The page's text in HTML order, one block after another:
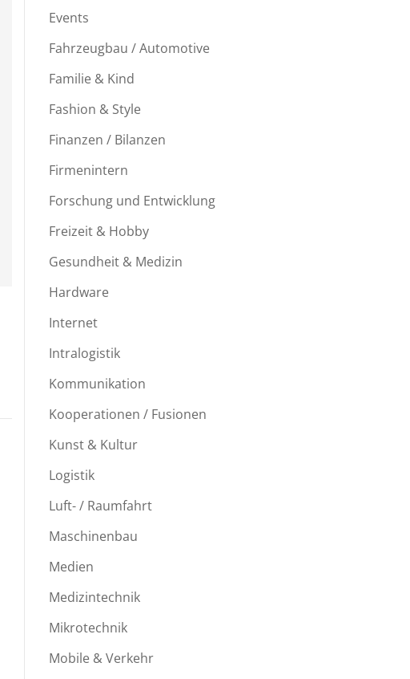
Events
Fahrzeugbau / Automotive
Familie & Kind
Fashion & Style
Finanzen / Bilanzen
Firmenintern
Forschung und Entwicklung
Freizeit & Hobby
Gesundheit & Medizin
Hardware
Internet
Intralogistik
Kommunikation
Kooperationen / Fusionen
Kunst & Kultur
Logistik
Luft- / Raumfahrt
Maschinenbau
Medien
Medizintechnik
Mikrotechnik
Mobile & Verkehr